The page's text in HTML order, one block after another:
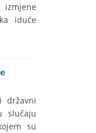
iduće
državni
slučaju
su